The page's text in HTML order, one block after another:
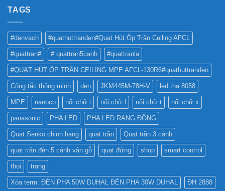
QUẢNG
CÁO?
TỐT
NHẤT
?
TAGS
#denvach #quathuttranden#Quạt Hút Ốp Trần Ceiling AFCL
#quattran# # quattran5canh #quattranla
#QUẠT HÚT ỐP TRẦN CEILING MPE AFCL-130R6#quathuttranden
Công tắc thông minh den JKM445M-78H-V led tha 8058
MPE nanoco nối chữ i nối chữ l nối chữ t nối chữ x
panasonic PHA LED PHA LED RẠNG ĐÔNG
Quạt Senko chinh hang quạt trần Quạt trần 3 cánh
quạt trần đèn 5 cánh vân gỗ quạt đứng shop smart control
thoi trang
Xóa term: ĐÈN PHA 50W DUHAL ĐÈN PHA 30W DUHAL ĐH 2888